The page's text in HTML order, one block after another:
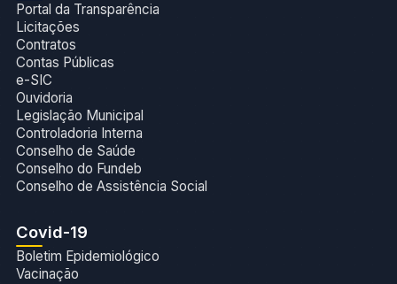
Portal da Transparência
Licitações
Contratos
Contas Públicas
e-SIC
Ouvidoria
Legislação Municipal
Controladoria Interna
Conselho de Saúde
Conselho do Fundeb
Conselho de Assistência Social
Covid-19
Boletim Epidemiológico
Vacinação